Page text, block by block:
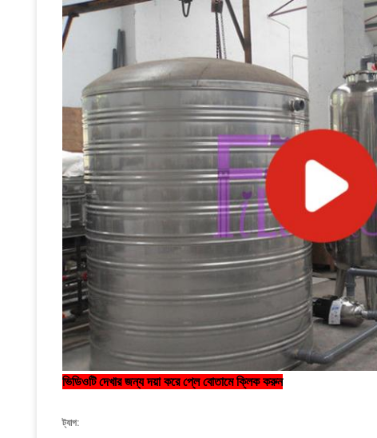
ভিডিওটি দেখার জন্য দয়া করে প্লে বোতামে ক্লিক করুন
ট্যাগ: